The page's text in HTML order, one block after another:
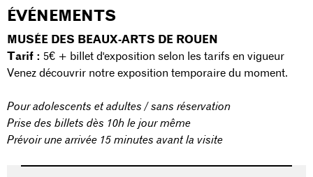
ÉVÉNEMENTS
MUSÉE DES BEAUX-ARTS DE ROUEN
Tarif : 5€ + billet d'exposition selon les tarifs en vigueur
Venez découvrir notre exposition temporaire du moment.
Pour adolescents et adultes / sans réservation
Prise des billets dès 10h le jour même
Prévoir une arrivée 15 minutes avant la visite